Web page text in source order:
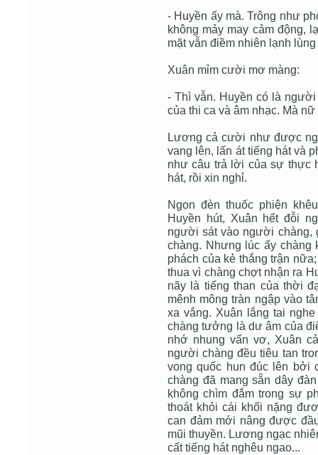
- Huyền ấy mà. Trông như
không mảy may cảm động,
mặt vẫn điềm nhiên lạnh
Xuân mỉm cười mơ màng:
- Thì vẫn. Huyền có là
của thi ca và âm nhạc. Mà
Lương cả cười như được
vang lên, lấn át tiếng hát và
như câu trả lời của sự thực
hát, rồi xin nghỉ.
Ngọn đèn thuốc phiện
Huyền hút, Xuân hết đỗi
người sát vào người chàng,
chàng. Nhưng lúc ấy chàng
phách của kẻ thắng trận
thua vì chàng chợt nhận ra
nãy là tiếng than của thời
mênh mông tràn ngập vào
xa vắng. Xuân lắng tai
chàng tưởng là dư âm của
nhớ nhung vẩn vơ, Xuân
người chàng đều tiêu tan
vong quốc hun đúc lên bởi
chàng đã mang sẵn dây
không chìm đắm trong sự
thoát khỏi cái khối nặng
can đảm mới nâng được
mũi thuyền. Lương ngạc
cất tiếng hát nghêu ngao...